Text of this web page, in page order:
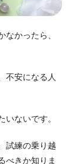
かったら、
不安になる人
いないです。
試練の乗り越
べきか知りま